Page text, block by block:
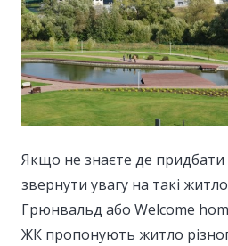
Style
Якщо не знаєте де придбати
звернути увагу на такі
Грюнвальд або Welcome
ЖК пропонують житло